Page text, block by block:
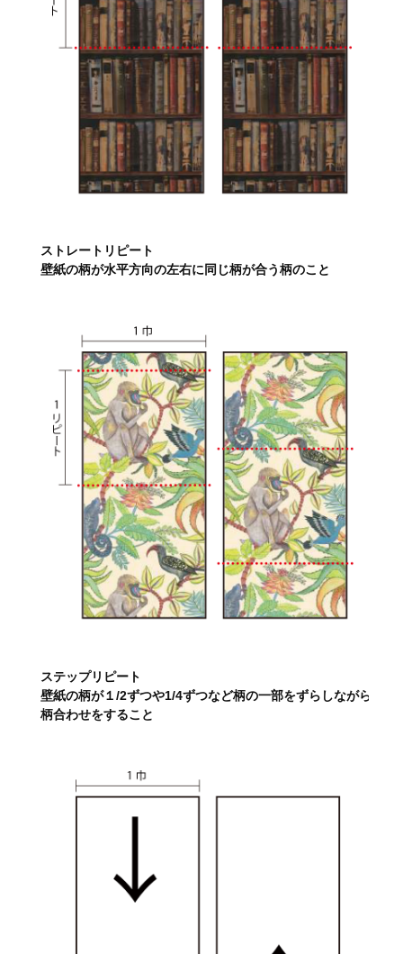
ストレートリピート
壁紙の柄が水平方向の左右に同じ柄が合う柄のこと
ステップリピート
壁紙の柄が１/2ずつや1/4ずつなど柄の一部をずらしながら
柄合わせをすること